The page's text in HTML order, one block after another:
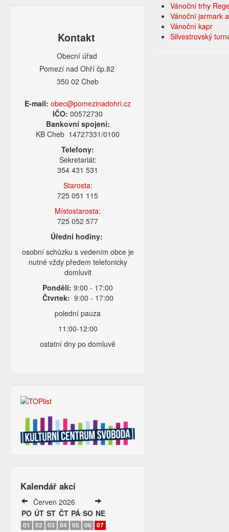
Kontakt
Obecní úřad
Pomezí nad Ohří čp.82
350 02 Cheb
E-mail: obec@pomezinadohri.cz
IČO:00572730
Bankovní spojení:
KB Cheb 14727331/0100
Telefony:
Sekretariát:
354 431 531
Starosta:
725 051 115
Místostarosta:
725 052 577
Úřední hodiny:
osobní schůzku s vedením obce je
nutné vždy předem telefonicky
domluvit
Pondělí: 9:00 - 17:00
Čtvrtek: 9:00 - 17:00
polední pauza
11:00-12:00
ostatní dny po domluvě
Kalendář akcí
Červen 2026
PO ÚT ST ČT PÁ SO NE
01 02 03 04 05 06
07
Vánoční trhy
Vánoční jarmark
Vánoční kapr
Silvestrovský